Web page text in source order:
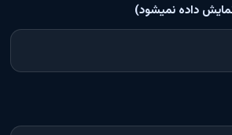
داده نمیشود)